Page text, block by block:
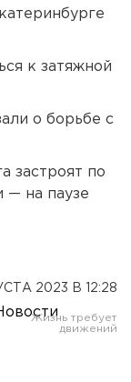
к затяжной
о борьбе с
застроят по
— на паузе
2023 В 12:28